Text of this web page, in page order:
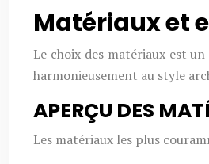
Matériaux et
Le choix des matériaux est
harmonieusement au style
APERÇU DES
Les matériaux les plus